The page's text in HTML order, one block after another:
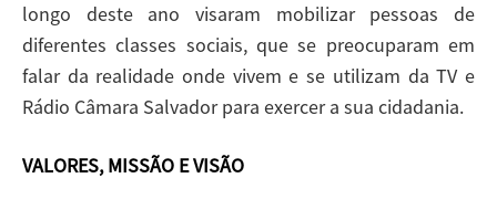
longo deste ano visaram mobilizar pessoas de
diferentes classes sociais, que se preocuparam em
falar da realidade onde vivem e se utilizam da TV e
Rádio Câmara Salvador para exercer a sua cidadania.
VALORES, MISSÃO E VISÃO